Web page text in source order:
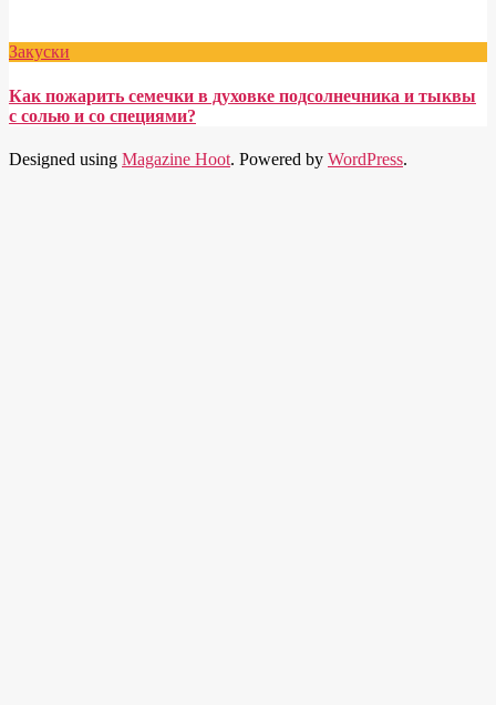
Закуски
Как пожарить семечки в духовке подсолнечника и тыквы
с солью и со специями?
Designed using Magazine Hoot. Powered by WordPress.